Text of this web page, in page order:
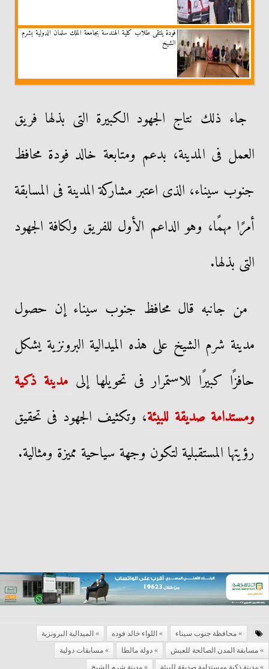
فودة يلتقى طلاب كلية الهندسة بجامعة الملك سلمان الدولية بشرم
الشيخ
جاء ذلك نتاج الجهود الكبيرة التى بذلها فريق
العمل فى المدينة، بدعم ومتابعة خالد فودة محافظ
جنوب سيناء، الذى اعتبر مشاركة المدينة فى المسابقة
أمرًا مهمًا، وهو الداعم الأول للفريق ولكافة الجهود
التى بذلها.
من جانبه قال محافظ جنوب سيناء إن حصول
مدينة شرم الشيخ على هذه الميدالية البرونزية يشكل
حافزًا كبيرًا للاستمرار فى تحويلها إلى مدينة ذكية
ومستدامة صديقة للبيئة، وتكثيف الجهود فى تحقيق
رؤيتها المستقبلية لتكون وجهة سياحية مميزة ومثالية.
محافظة جنوب سيناء اللواء خالد فوده
الميدالية البرونزية
مسابقة المدن الصالحة للعيش
دولة مالطا
مسابقات دولية